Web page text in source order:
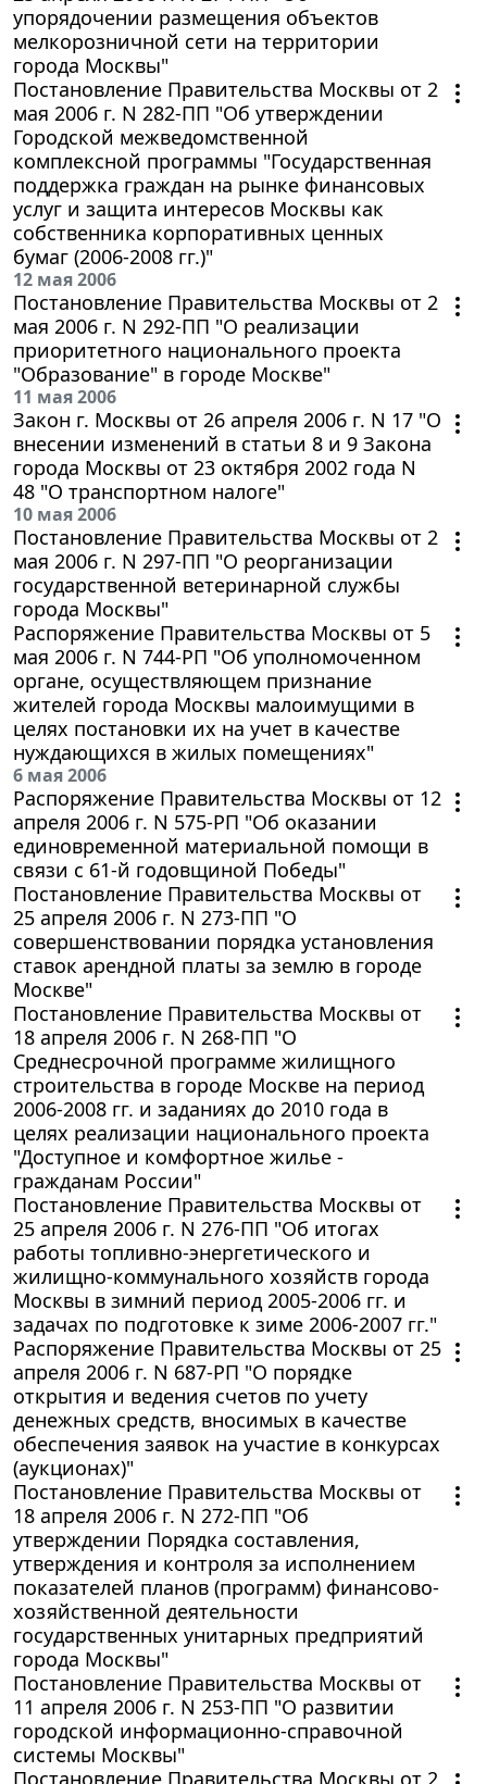
упорядочении размещения объектов
мелкорозничной сети на территории
города Москвы"
Постановление Правительства Москвы от 2
мая 2006 г. N 282-ПП "Об утверждении
Городской межведомственной
комплексной программы "Государственная
поддержка граждан на рынке финансовых
услуг и защита интересов Москвы как
собственника корпоративных ценных
бумаг (2006-2008 гг.)"
12 мая 2006
Постановление Правительства Москвы от 2
мая 2006 г. N 292-ПП "О реализации
приоритетного национального проекта
"Образование" в городе Москве"
11 мая 2006
Закон г. Москвы от 26 апреля 2006 г. N 17 "О
внесении изменений в статьи 8 и 9 Закона
города Москвы от 23 октября 2002 года N
48 "О транспортном налоге"
10 мая 2006
Постановление Правительства Москвы от 2
мая 2006 г. N 297-ПП "О реорганизации
государственной ветеринарной службы
города Москвы"
Распоряжение Правительства Москвы от 5
мая 2006 г. N 744-РП "Об уполномоченном
органе, осуществляющем признание
жителей города Москвы малоимущими в
целях постановки их на учет в качестве
нуждающихся в жилых помещениях"
6 мая 2006
Распоряжение Правительства Москвы от 12
апреля 2006 г. N 575-РП "Об оказании
единовременной материальной помощи в
связи с 61-й годовщиной Победы"
Постановление Правительства Москвы от
25 апреля 2006 г. N 273-ПП "О
совершенствовании порядка установления
ставок арендной платы за землю в городе
Москве"
Постановление Правительства Москвы от
18 апреля 2006 г. N 268-ПП "О
Среднесрочной программе жилищного
строительства в городе Москве на период
2006-2008 гг. и заданиях до 2010 года в
целях реализации национального проекта
"Доступное и комфортное жилье -
гражданам России"
Постановление Правительства Москвы от
25 апреля 2006 г. N 276-ПП "Об итогах
работы топливно-энергетического и
жилищно-коммунального хозяйств города
Москвы в зимний период 2005-2006 гг. и
задачах по подготовке к зиме 2006-2007 гг."
Распоряжение Правительства Москвы от 25
апреля 2006 г. N 687-РП "О порядке
открытия и ведения счетов по учету
денежных средств, вносимых в качестве
обеспечения заявок на участие в конкурсах
(аукционах)"
Постановление Правительства Москвы от
18 апреля 2006 г. N 272-ПП "Об
утверждении Порядка составления,
утверждения и контроля за исполнением
показателей планов (программ) финансово-
хозяйственной деятельности
государственных унитарных предприятий
города Москвы"
Постановление Правительства Москвы от
11 апреля 2006 г. N 253-ПП "О развитии
городской информационно-справочной
системы Москвы"
Постановление Правительства Москвы от 2